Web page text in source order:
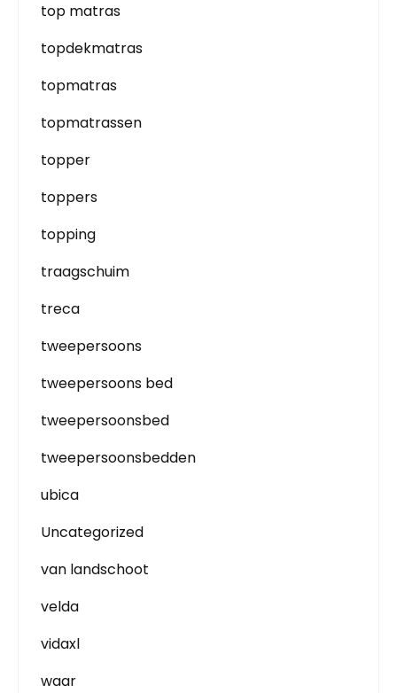
top matras
topdekmatras
topmatras
topmatrassen
topper
toppers
topping
traagschuim
treca
tweepersoons
tweepersoons bed
tweepersoonsbed
tweepersoonsbedden
ubica
Uncategorized
van landschoot
velda
vidaxl
waar